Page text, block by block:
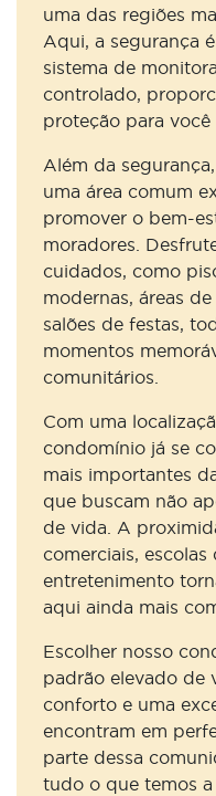
uma das regiões
Aqui, a segurança
sistema de
controlado,
proteção para você
Além da
uma área comum
promover o bem-
moradores.
cuidados, como
modernas, áreas
salões de festas,
momentos
comunitários.
Com uma
condomínio já se
mais importantes
que buscam não
de vida. A
comerciais,
entretenimento
aqui ainda mais
Escolher nosso
padrão elevado de
conforto e uma
encontram em
parte dessa
tudo o que temos a